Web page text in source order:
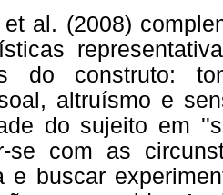
et al. (2008)
do construto:
altruísmo e
do sujeito em
se com as
e buscar